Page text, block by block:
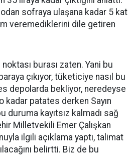
sofraya ulaşana kadar 5 kat
veremediklerini dile getiren
burası zaten. Yani bu
çıkıyor, tüketiciye nasıl bu
depolarda bekliyor, neredeyse
kadar patates derken Sayın
duruma kayıtsız kalmadı sağ
Milletvekili Emer Çalışkan
ilgili açıklama yaptı, talimat
belirtti. Biz de bu